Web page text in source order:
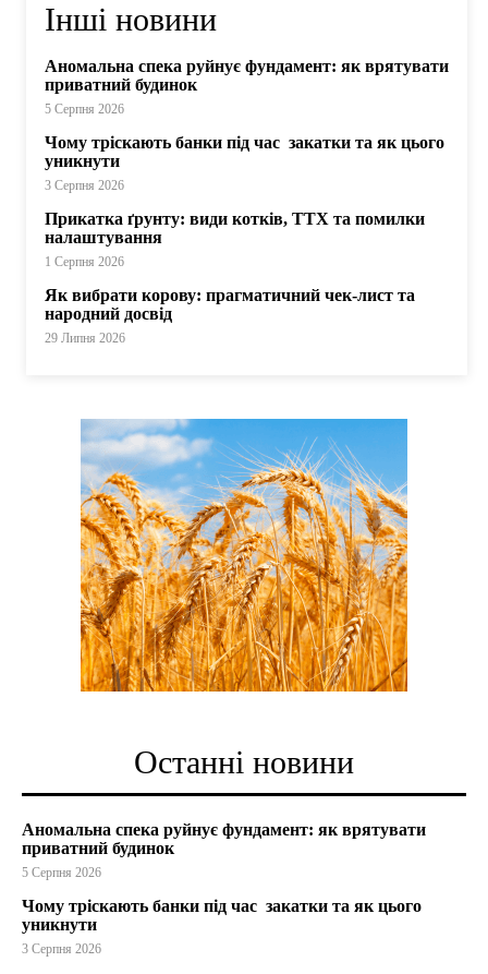
Інші новини
Аномальна спека руйнує фундамент: як врятувати
приватний будинок
5 Серпня 2026
Чому тріскають банки під час закатки та як цього
уникнути
3 Серпня 2026
Прикатка ґрунту: види котків, ТТХ та помилки
налаштування
1 Серпня 2026
Як вибрати корову: прагматичний чек-лист та
народний досвід
29 Липня 2026
Останні новини
Аномальна спека руйнує фундамент: як врятувати
приватний будинок
5 Серпня 2026
Чому тріскають банки під час закатки та як цього
уникнути
3 Серпня 2026